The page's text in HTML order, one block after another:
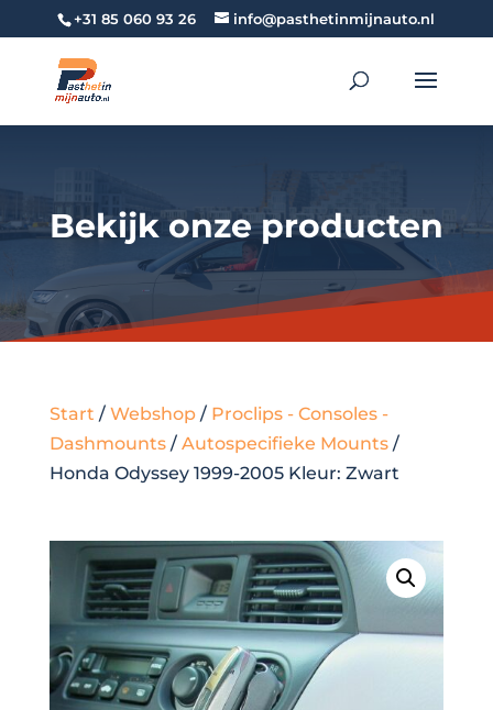
+31 85 060 93 26 info@pasthetinmijnauto.nl
Bekijk onze producten
Start / Webshop/ Proclips - Consoles -
Dashmounts/ Autospecifieke Mounts/
Honda Odyssey 1999-2005 Kleur: Zwart